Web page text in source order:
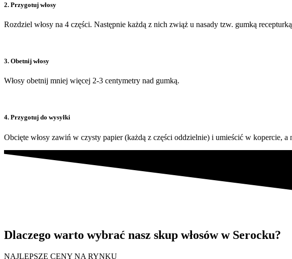
2. Przygotuj włosy
Rozdziel włosy na 4 części. Następnie każdą z nich zwiąż u nasady tzw. gumką
3. Obetnij włosy
Włosy obetnij mniej więcej 2-3 centymetry nad gumką.
4. Przygotuj do wysyłki
Obcięte włosy zawiń w czysty papier (każdą z części oddzielnie) i umieścić w kopercie, a
Dlaczego warto wybrać nasz skup włosów w Serocku?
NAJLEPSZE CENY NA RYNKU